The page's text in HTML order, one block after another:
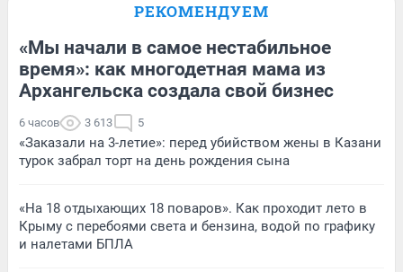
РЕКОМЕНДУЕМ
«Мы начали в самое нестабильное
время»: как многодетная мама из
Архангельска создала свой бизнес
6 часов 3 613 5
«Заказали на 3-летие»: перед убийством жены в Казани
турок забрал торт на день рождения сына
«На 18 отдыхающих 18 поваров». Как проходит лето в
Крыму с перебоями света и бензина, водой по графику
и налетами БПЛА